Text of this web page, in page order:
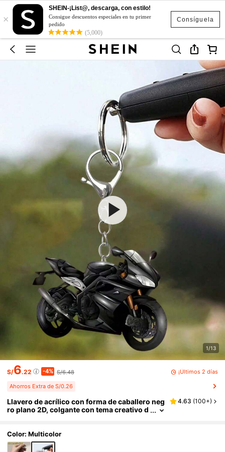
Consíguela
×
SHEIN-¡List@, descarga, con estilo!
Consigue descuentos especiales en tu primer
pedido
(5,000)
1/13
S/6.22 -4% S/6.48 ¡Últimos 2 días
Ahorros Extra de S/0.26
Llavero de acrílico con forma de caballero neg
ro plano 2D, colgante con tema creativo d
n del hogar en días festivos, accesorios para
exteriores, decoración de fiestas, recuerdos d
e regalo, regalos del Día de San Valentín
4.63 (100+)
Color: Multicolor